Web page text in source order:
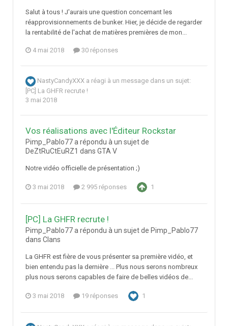
Salut à tous ! J'aurais une question concernant les
réapprovisionnements de bunker. Hier, je décide de regarder
la rentabilité de l'achat de matières premières de mon...
4 mai 2018 30 réponses
NastyCandyXXX a réagi à un message dans un sujet:
[PC] La GHFR recrute !
3 mai 2018
Vos réalisations avec l'Éditeur Rockstar
Pimp_Pablo77 a répondu à un sujet de
DeZtRuCtEuRZ1 dans GTA V
Notre vidéo officielle de présentation ;)
3 mai 2018 2 995 réponses 1
[PC] La GHFR recrute !
Pimp_Pablo77 a répondu à un sujet de Pimp_Pablo77
dans Clans
La GHFR est fière de vous présenter sa première vidéo, et
bien entendu pas la dernière ... Plus nous serons nombreux
plus nous serons capables de faire de belles vidéos de...
3 mai 2018 19 réponses 1